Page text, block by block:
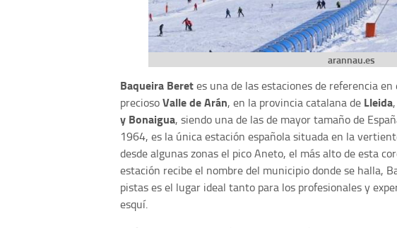
arannau.es
Baqueira Beretes una de las estaciones de referencia en
preciosoValle de Arán, en la provincia catalana de Lleida
y Bonaigua, siendo una de las de mayor tamaño de
1964, es la única estación española situada en la
desde algunas zonas el pico Aneto, el más alto de esta
estación recibe el nombre del municipio donde se halla,
pistas es el lugar ideal tanto para los profesionales y
esquí.